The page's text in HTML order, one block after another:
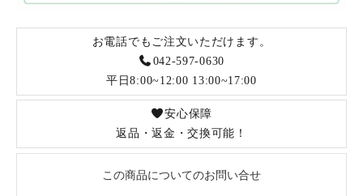
お電話でもご注文いただけます。
042-597-0630
平日8:00~12:00 13:00~17:00
安心保障
返品・返金・交換可能！
この商品についてのお問い合せ